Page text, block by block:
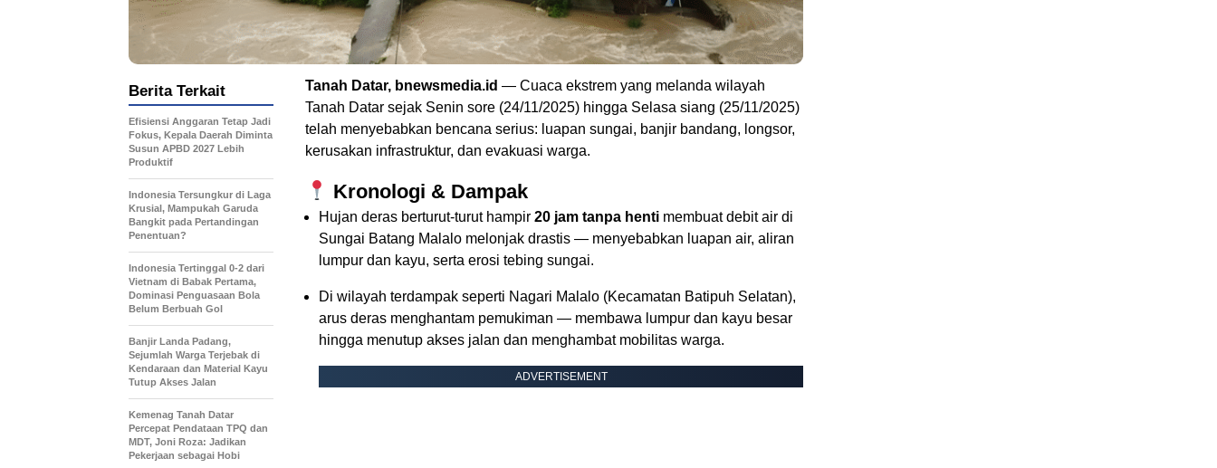
Tanah Datar, bnewsmedia.id — Cuaca ekstrem yang melanda wilayah
Tanah Datar sejak Senin sore (24/11/2025) hingga Selasa siang (25/11/2025)
telah menyebabkan bencana serius: luapan sungai, banjir bandang, longsor,
kerusakan infrastruktur, dan evakuasi warga.
Kronologi & Dampak
Hujan deras berturut-turut hampir 20 jam tanpa henti membuat debit air di
Sungai Batang Malalo melonjak drastis — menyebabkan luapan air, aliran
lumpur dan kayu, serta erosi tebing sungai.
Di wilayah terdampak seperti Nagari Malalo (Kecamatan Batipuh Selatan),
arus deras menghantam pemukiman — membawa lumpur dan kayu besar
hingga menutup akses jalan dan menghambat mobilitas warga.
ADVERTISEMENT
Berita Terkait
Efisiensi Anggaran Tetap Jadi
Fokus, Kepala Daerah Diminta
Susun APBD 2027 Lebih
Produktif
Indonesia Tersungkur di Laga
Krusial, Mampukah Garuda
Bangkit pada Pertandingan
Penentuan?
Indonesia Tertinggal 0-2 dari
Vietnam di Babak Pertama,
Dominasi Penguasaan Bola
Belum Berbuah Gol
Banjir Landa Padang,
Sejumlah Warga Terjebak di
Kendaraan dan Material Kayu
Tutup Akses Jalan
Kemenag Tanah Datar
Percepat Pendataan TPQ dan
MDT, Joni Roza: Jadikan
Pekerjaan sebagai Hobi